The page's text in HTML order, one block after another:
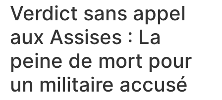
Verdict sans appel
aux Assises : La
peine de mort pour
un militaire accusé